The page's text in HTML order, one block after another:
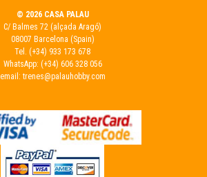
© 2026 CASA PALAU
C/ Balmes 72 (alçada Aragó)
08007 Barcelona (Spain)
Tel. (+34) 933 173 678
WhatsApp: (+34) 606 328 056
email: trenes@palauhobby.com